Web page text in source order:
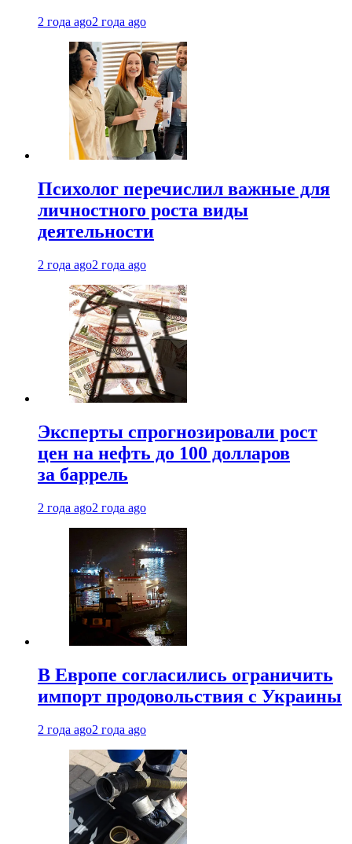
2 года ago2 года ago
Психолог перечислил важные для
личностного роста виды
деятельности
2 года ago2 года ago
Эксперты спрогнозировали рост
цен на нефть до 100 долларов
за баррель
2 года ago2 года ago
В Европе согласились ограничить
импорт продовольствия с Украины
2 года ago2 года ago